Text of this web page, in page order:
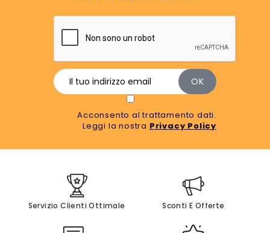
Acconsento al trattamento dati.
Leggi la nostra Privacy Policy
Servizio Clienti Ottimale Sconti E Offerte